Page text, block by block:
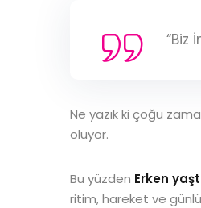
“Biz
Ne yazık ki çoğu
oluyor.
Bu yüzden Erken
ritim, hareket ve